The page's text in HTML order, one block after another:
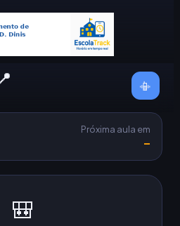
📳
Próxima aula em
–
🎒